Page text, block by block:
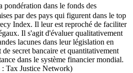
pondération dans le fonds des
par des pays qui figurent dans le top
Index. Il leur est reproché de faciliter
Il s'agit d'évaluer qualitativement
lacunes dans leur législation en
secret bancaire et quantitativement
dans le système financier mondial.
: Tax Justice Network)